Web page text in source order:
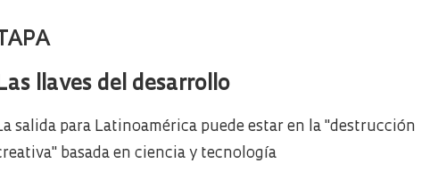
TAPA
llaves del desarrollo
salida para Latinoamérica puede estar en la "destrucción
basada en ciencia y tecnología